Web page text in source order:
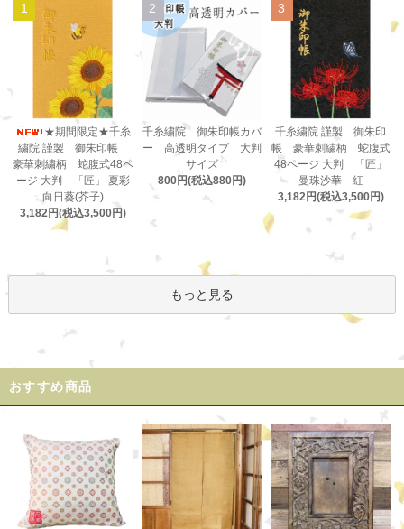
1
★期間限定★千糸
繍院 謹製 御朱印帳
豪華刺繍柄 蛇腹式48ペ
ージ 大判 「匠」 夏彩
向日葵(芥子)
3,182円(税込3,500円)
2
千糸繍院 御朱印帳カバ
ー 高透明タイプ 大判
サイズ
800円(税込880円)
3
千糸繍院 謹製 御朱印
帳 豪華刺繍柄 蛇腹式
48ページ 大判 「匠」
曼珠沙華 紅
3,182円(税込3,500円)
もっと見る
おすすめ商品